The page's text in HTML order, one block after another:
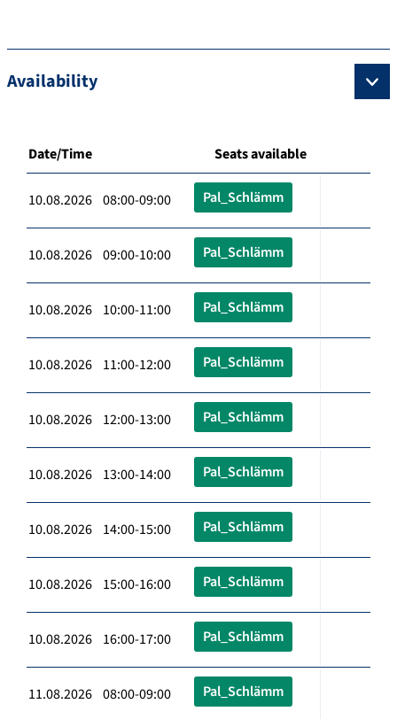
Availability
Date/Time Seats available
10.08.2026 08:00-09:00 Pal_Schlämm
10.08.2026 09:00-10:00 Pal_Schlämm
10.08.2026 10:00-11:00 Pal_Schlämm
10.08.2026 11:00-12:00 Pal_Schlämm
10.08.2026 12:00-13:00 Pal_Schlämm
10.08.2026 13:00-14:00 Pal_Schlämm
10.08.2026 14:00-15:00 Pal_Schlämm
10.08.2026 15:00-16:00 Pal_Schlämm
10.08.2026 16:00-17:00 Pal_Schlämm
11.08.2026 08:00-09:00 Pal_Schlämm